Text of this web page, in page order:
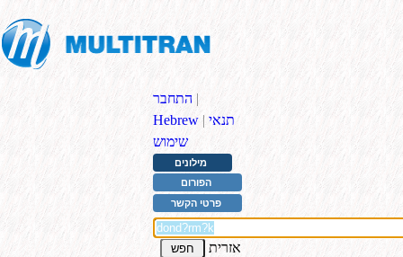
התחבר |
Hebrew | תנאי
שימוש
מילונים
הפורום
פרטי הקשר